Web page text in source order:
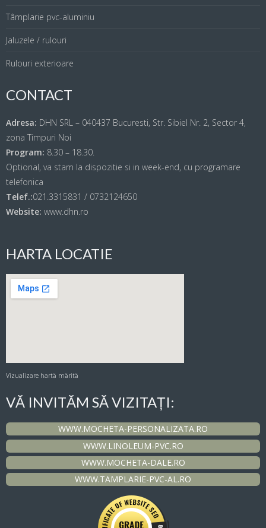
Tâmplarie pvc-aluminiu
Jaluzele / rulouri
Rulouri exterioare
CONTACT
Adresa: DHN SRL – 040437 Bucuresti, Str. Sibiel Nr. 2, Sector 4,
zona Timpuri Noi
Program: 8.30 – 18.30.
Optional, va stam la dispozitie si in week-end, cu programare
telefonica
Telef.:021.3315831 / 0732124650
Website: www.dhn.ro
HARTA LOCATIE
Vizualizare hartă mărită
VĂ INVITĂM SĂ VIZITAȚI:
WWW.MOCHETA-PERSONALIZATA.RO
WWW.LINOLEUM-PVC.RO
WWW.MOCHETA-DALE.RO
WWW.TAMPLARIE-PVC-AL.RO